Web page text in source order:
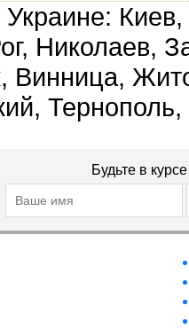
Николаев,
Винница,
Тернополь,
Будьте в